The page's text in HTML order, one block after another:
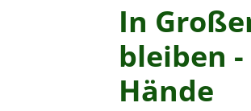
In
bleiben
Hände